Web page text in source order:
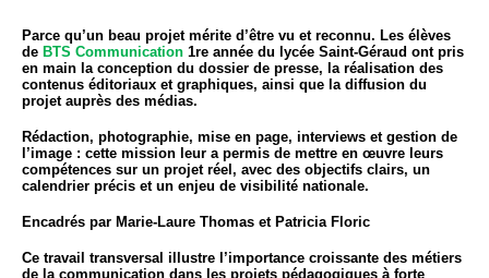
Parce qu’un beau projet mérite d’être vu et reconnu. Les élèves
de BTS Communication 1re année du lycée Saint-Géraud ont pris
en main la conception du dossier de presse, la réalisation des
contenus éditoriaux et graphiques, ainsi que la diffusion du
projet auprès des médias.
Rédaction, photographie, mise en page, interviews et gestion de
l’image : cette mission leur a permis de mettre en œuvre leurs
compétences sur un projet réel, avec des objectifs clairs, un
calendrier précis et un enjeu de visibilité nationale.
Encadrés par Marie-Laure Thomas et Patricia Floric
Ce travail transversal illustre l’importance croissante des métiers
de la communication dans les projets pédagogiques à forte